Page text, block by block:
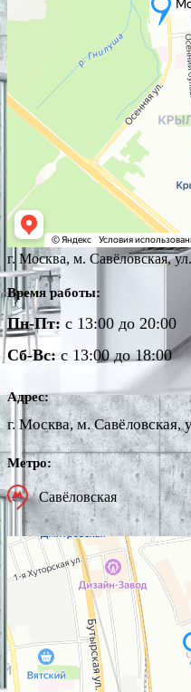
г. Москва, м. Савёловская,
Время работы:
Пн-Пт: с 13:00 до 20:00
Сб-Вс:с 13:00 до 18:00
Адрес:
г. Москва, м. Савёловская,
Метро:
Савёловская